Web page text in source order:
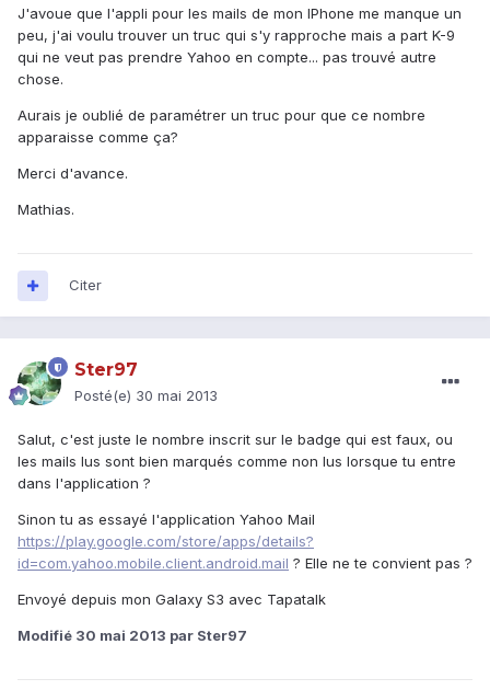
J'avoue que l'appli pour les mails de mon IPhone me manque un
peu, j'ai voulu trouver un truc qui s'y rapproche mais a part K-9
qui ne veut pas prendre Yahoo en compte... pas trouvé autre
chose.
Aurais je oublié de paramétrer un truc pour que ce nombre
apparaisse comme ça?
Merci d'avance.
Mathias.
Citer
Ster97
Posté(e) 30 mai 2013
Salut, c'est juste le nombre inscrit sur le badge qui est faux, ou
les mails lus sont bien marqués comme non lus lorsque tu entre
dans l'application ?
Sinon tu as essayé l'application Yahoo Mail
https://play.google.com/store/apps/details?
id=com.yahoo.mobile.client.android.mail ? Elle ne te convient pas ?
Envoyé depuis mon Galaxy S3 avec Tapatalk
Modifié 30 mai 2013 par Ster97